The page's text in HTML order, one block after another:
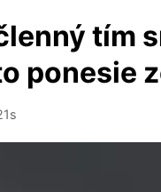
tím
ponesie